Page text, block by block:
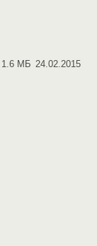
1.6 МБ 24.02.2015